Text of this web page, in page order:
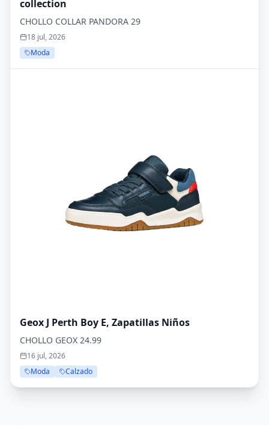
collection
CHOLLO COLLAR PANDORA 29
18 jul, 2026
Moda
Geox J Perth Boy E, Zapatillas Niños
CHOLLO GEOX 24.99
16 jul, 2026
Moda
Calzado